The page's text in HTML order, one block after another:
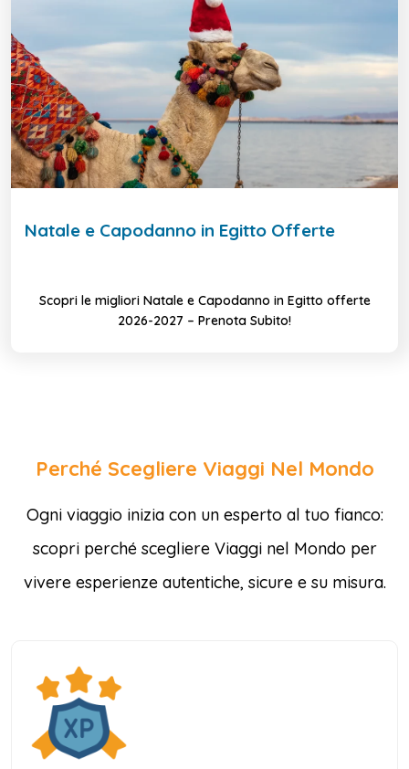
Natale e Capodanno in Egitto Offerte
Scopri le migliori Natale e Capodanno in Egitto offerte
2026-2027 – Prenota Subito!
Perché Scegliere Viaggi Nel Mondo
Ogni viaggio inizia con un esperto al tuo fianco:
scopri perché scegliere Viaggi nel Mondo per
vivere esperienze autentiche, sicure e su misura.